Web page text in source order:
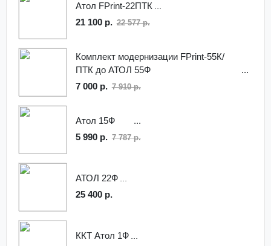
Атол FPrint-22ПТК
21 100 р. 22 577 р.
Комплект модернизации FPrint-55К/
ПТК до АТОЛ 55Ф
7 000 р. 7 910 р.
Атол 15Ф
5 990 р. 7 787 р.
АТОЛ 22Ф
25 400 р.
ККТ Атол 1Ф